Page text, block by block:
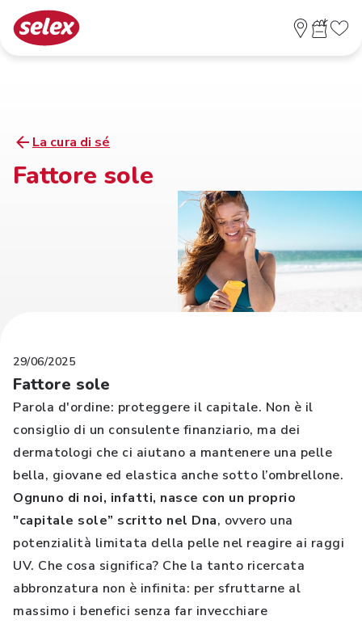
La cura di sé
Fattore sole
29/06/2025
Fattore sole
Parola d'ordine: proteggere il capitale. Non è il
consiglio di un consulente finanziario, ma dei
dermatologi che ci aiutano a mantenere una pelle
bella, giovane ed elastica anche sotto l’ombrellone.
Ognuno di noi, infatti, nasce con un proprio
"capitale sole” scritto nel Dna, ovvero una
potenzialità limitata della pelle nel reagire ai raggi
UV. Che cosa significa? Che la tanto ricercata
abbronzatura non è infinita: per sfruttarne al
massimo i benefici senza far invecchiare